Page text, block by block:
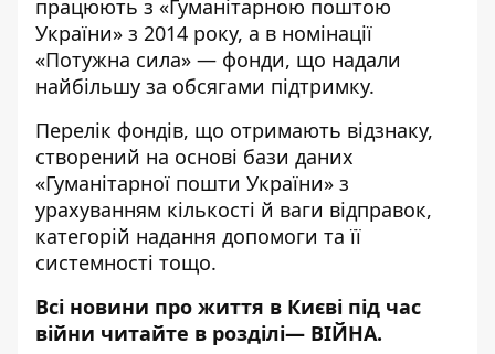
працюють з «Гуманітарною поштою
України» з 2014 року, а в номінації
«Потужна сила» — фонди, що надали
найбільшу за обсягами підтримку.
Перелік фондів, що отримають відзнаку,
створений на основі бази даних
«Гуманітарної пошти України» з
урахуванням кількості й ваги відправок,
категорій надання допомоги та її
системності тощо.
Всі новини про життя в Києві під час
війни читайте в розділі— ВІЙНА.